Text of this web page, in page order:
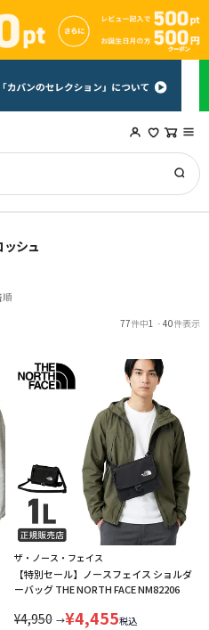
ッシュ
順
77件中1 - 40件表示
ザ・ノース・フェイス
【特別セール】ノースフェイス ショルダ
ーバッグ THE NORTH FACE NM82206
¥4,950 →¥4,455税込